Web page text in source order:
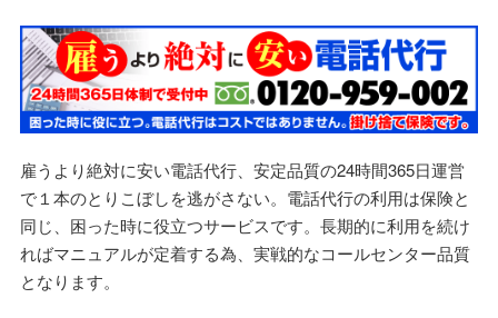
雇うより絶対に安い電話代行、安定品質の24時間365日運営
で１本のとりこぼしを逃がさない。電話代行の利用は保険と
同じ、困った時に役立つサービスです。長期的に利用を続け
ればマニュアルが定着する為、実戦的なコールセンター品質
となります。